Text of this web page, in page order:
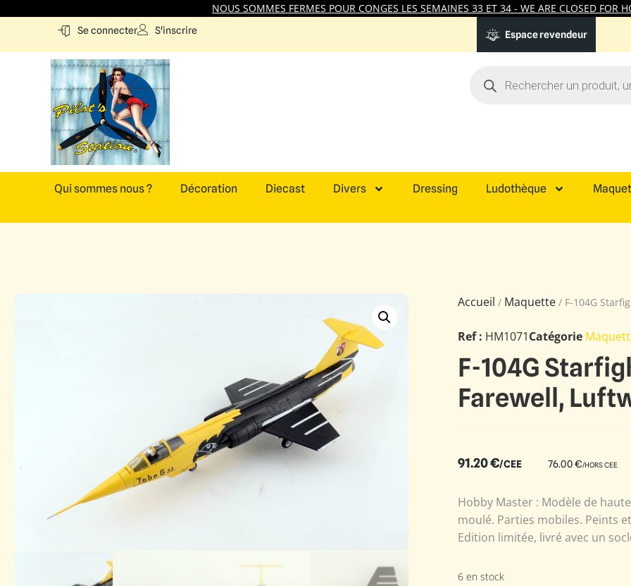
NOUS SOMMES FERMES POUR CONGES LES SEMAINES 33 ET 34 - WE ARE CLOSED FOR
Se connecter S'inscrire Espace revendeur
Qui sommes nous ? Décoration Diecast Divers Dressing Ludothèque
Accueil / Maquette / F-104G
Ref : HM1071Catégorie
F-104G
Farewell,
91.20€/CEE 76.00€/HORS CEE
Hobby Master : Modèle de
moulé. Parties mobiles. Peints
Edition limitée, livré avec un
6 en stock